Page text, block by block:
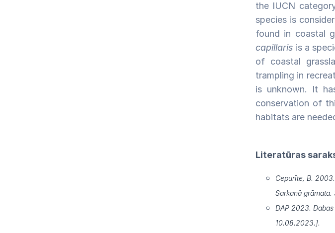
the IUCN
species is
found in coastal
capillaris is a
of coastal
trampling in
is unknown. It
conservation of
habitats are
Literatūras
Cepurīte, B.
Sarkanā grāmata.
DAP 2023.
10.08.2023.].